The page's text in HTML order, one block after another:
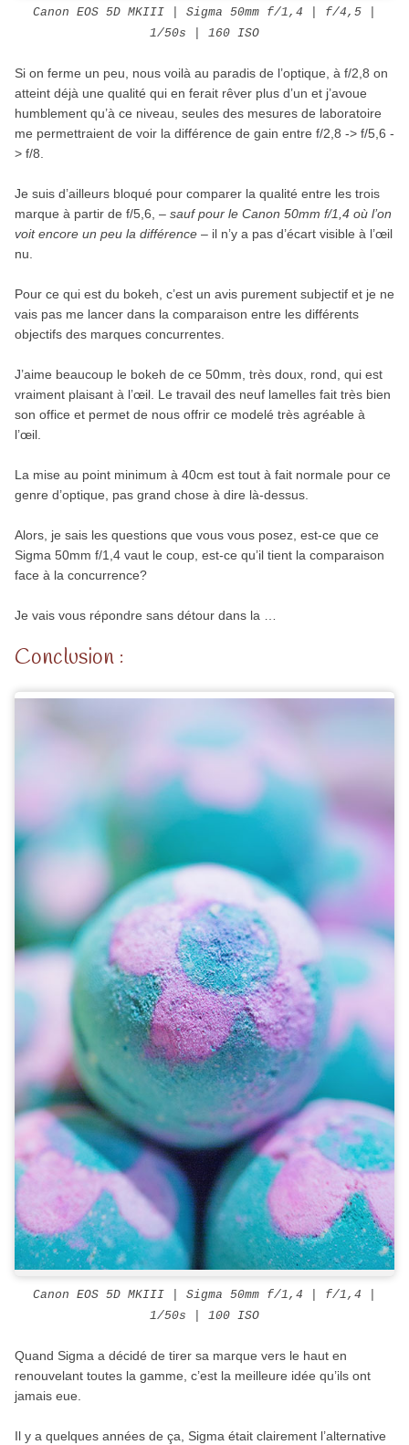
Canon EOS 5D MKIII | Sigma 50mm f/1,4 | f/4,5 |
1/50s | 160 ISO
Si on ferme un peu, nous voilà au paradis de l’optique, à f/2,8 on
atteint déjà une qualité qui en ferait rêver plus d’un et j’avoue
humblement qu’à ce niveau, seules des mesures de laboratoire
me permettraient de voir la différence de gain entre f/2,8 -> f/5,6 -
> f/8.
Je suis d’ailleurs bloqué pour comparer la qualité entre les trois
marque à partir de f/5,6, – sauf pour le Canon 50mm f/1,4 où l’on
voit encore un peu la différence– il n’y a pas d’écart visible à l’œil
nu.
Pour ce qui est du bokeh, c’est un avis purement subjectif et je ne
vais pas me lancer dans la comparaison entre les différents
objectifs des marques concurrentes.
J’aime beaucoup le bokeh de ce 50mm, très doux, rond, qui est
vraiment plaisant à l’œil. Le travail des neuf lamelles fait très bien
son office et permet de nous offrir ce modelé très agréable à
l’œil.
La mise au point minimum à 40cm est tout à fait normale pour ce
genre d’optique, pas grand chose à dire là-dessus.
Alors, je sais les questions que vous vous posez, est-ce que ce
Sigma 50mm f/1,4 vaut le coup, est-ce qu’il tient la comparaison
face à la concurrence?
Je vais vous répondre sans détour dans la …
Conclusion :
Canon EOS 5D MKIII | Sigma 50mm f/1,4 | f/1,4 |
1/50s | 100 ISO
Quand Sigma a décidé de tirer sa marque vers le haut en
renouvelant toutes la gamme, c’est la meilleure idée qu’ils ont
jamais eue.
Il y a quelques années de ça, Sigma était clairement l’alternative